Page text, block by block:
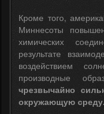
Кроме того,
Миннесоты
химических
результате
воздействием
производные
чрезвычайно
окружающую среду.